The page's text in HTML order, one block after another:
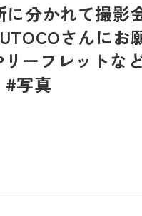
に分かれて撮影
さんにお
ーフレットな
写真